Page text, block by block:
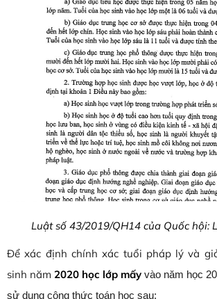
Luật số 43/2019/QH14 của Quốc hội:
Để xác định chính xác tuổi pháp lý và
sinh năm 2020 học lớp mấy vào năm học
sử dụng công thức toán học sau: